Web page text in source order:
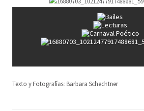
Texto y Fotografías: Barbara Schechtner